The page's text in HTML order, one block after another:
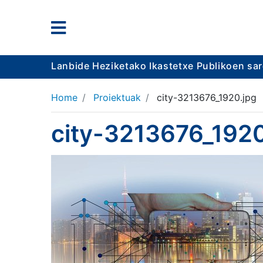
Lanbide Heziketako Ikastetxe Publikoen
Home Proiektuak city-3213676_1920.jpg
city-